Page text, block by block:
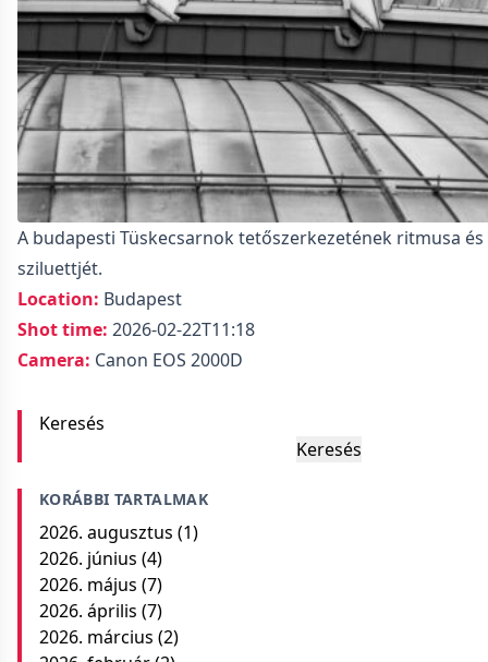
A budapesti Tüskecsarnok tetőszerkezetének ritmusa
sziluettjét.
Location: Budapest
Shot time: 2026-02-22T11:18
Camera: Canon EOS 2000D
Keresés
Keresés
KORÁBBI TARTALMAK
2026. augusztus (1)
2026. június (4)
2026. május (7)
2026. április (7)
2026. március (2)